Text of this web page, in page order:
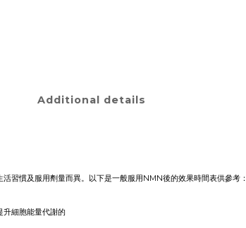
Additional details
習慣及服用劑量而異。以下是一般服用NMN後的效果時間表供參考：
細胞能量代謝的